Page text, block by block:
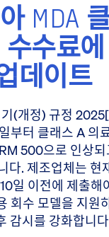
MDA
수료
데이트
(개정) 규정
부터 클래스 A 의
500으로 인상
다. 제조업체는 현
일 이전에 제출해
회수 모델을 지원
감시를 강화합니